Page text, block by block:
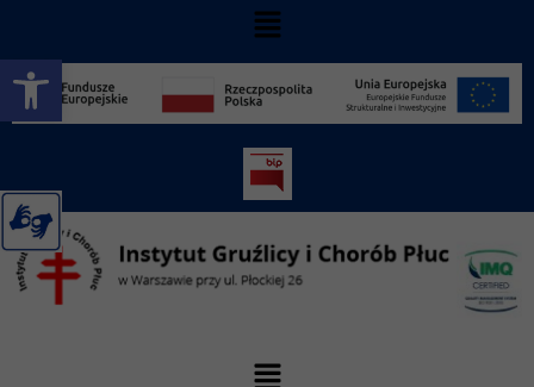
Otwórz pasek narzędzi